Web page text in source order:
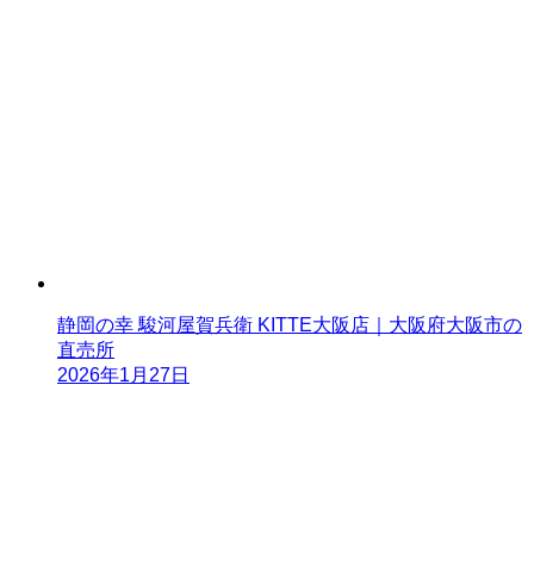
静岡の幸 駿河屋賀兵衛 KITTE大阪店｜大阪府大阪市の
直売所
2026年1月27日